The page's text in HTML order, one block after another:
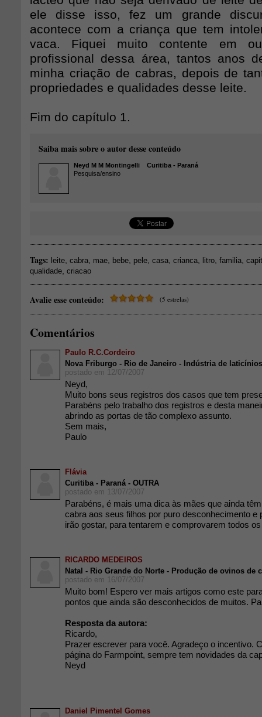
ele disse isso, fez um grande
acontece com a criança que tem
vaca. Fiquei muito contente em
profissional dessa área, tantos anos
minha criação de cabras, depois de
propriedades e qualidades desse leite.
Fim do capítulo 1.
Saiba mais sobre o autor desse conteúdo
Neyd M M Montingelli Curitiba - Paraná
Pesquisa/ensino
Tags: leite cabra mae bebe pele casa crianca litro familia
qualidade criacao
Avalie esse conteúdo: (5 estrelas)
Comentários
Paulo R.C.Cordeiro
Nova Friburgo - Rio de Janeiro - Indústria de laticínios
postado em 12/07/2007
Neyd,
Muito bons seus registros dos casos que tem
Parabéns pelo trabalho dos registros e desta
abrindo as portas de tão complexo assunto.
Sem mais,
Paulo
Flávia
Curitiba - Paraná - OUTRA
postado em 13/07/2007
Parabéns, é mais uma dica às mães que ainda
cabra aos seus filhos por puro desconhecimento e
irão gostar, para tentarem e comprovarem todos
RICARDO MEDEIROS
Natal - Rio Grande do Norte - Produção de ovinos de
postado em 16/07/2007
Muito bom! Espero ver mais artigos como este
pontos que ainda são desconhecidos de muitos.
Resposta da autora:
Ricardo,
Prazer escrever para você. Agradeço o incentivo.
página do Farmpoint, sempre tem novidades da
Neyd
Daniel Pimentel Gomes